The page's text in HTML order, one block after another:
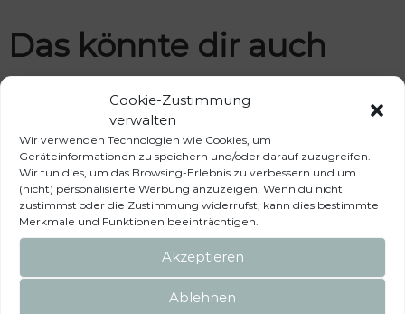
Cookie-Zustimmung
verwalten
Wir verwenden Technologien wie Cookies, um
Geräteinformationen zu speichern und/oder darauf zuzugreifen.
Wir tun dies, um das Browsing-Erlebnis zu verbessern und um
(nicht) personalisierte Werbung anzuzeigen. Wenn du nicht
zustimmst oder die Zustimmung widerrufst, kann dies bestimmte
Merkmale und Funktionen beeinträchtigen.
Akzeptieren
Ablehnen
Das könnte dir auch
gefallen …